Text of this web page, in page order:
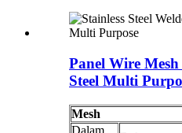
Panel Wire Mesh
Steel Multi
Mesh
Dalam